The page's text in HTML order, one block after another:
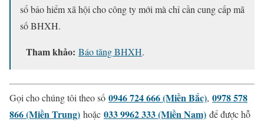
sổ bảo hiểm xã hội cho công ty mới mà chỉ cần cung cấp mã
số BHXH.
Tham khảo: Báo tăng BHXH.
Gọi cho chúng tôi theo số 0946 724 666 (Miền Bắc), 0978 578
866 (Miền Trung) hoặc 033 9962 333 (Miền Nam) để được hỗ